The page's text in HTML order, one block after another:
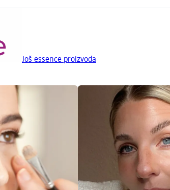
Još essence proizvoda